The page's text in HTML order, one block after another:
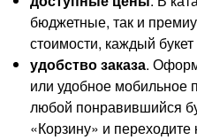
бюджетные, так и
стоимости, каждый
удобство заказа.
или удобное
любой понравившийся
«Корзину» и